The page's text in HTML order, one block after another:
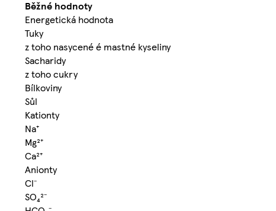
Běžné hodnoty
Energetická hodnota
Tuky
z toho nasycené é mastné kyseliny
Sacharidy
z toho cukry
Bílkoviny
Sůl
Kationty
Na⁺
Mg²⁺
Ca²⁺
Anionty
Cl⁻
SO₄²⁻